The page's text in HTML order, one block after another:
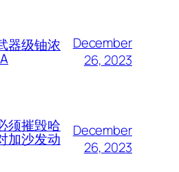
器级铀浓
December
26, 2023
须摧毁哈
加沙发动
December
26, 2023